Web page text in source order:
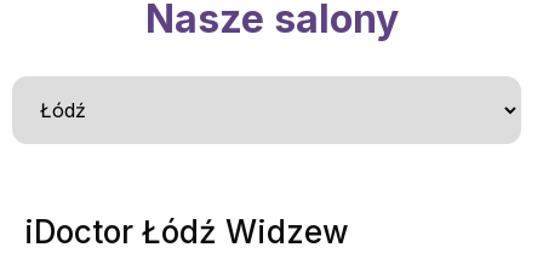
Nasze salony
iDoctor Łódź Widzew